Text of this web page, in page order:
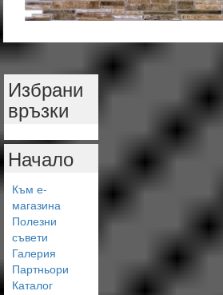
Избрани
връзки
Начало
Към е-
магазина
Полезни
съвети
Галерия
Партньори
Каталог